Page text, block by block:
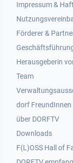
Impressum &
Footer 2
Förderer &
Herausgeberin
Team
dorf FreundInnen
Footer 3
über DORFTV
Downloads
F(L)OSS Hall of
Footer 4